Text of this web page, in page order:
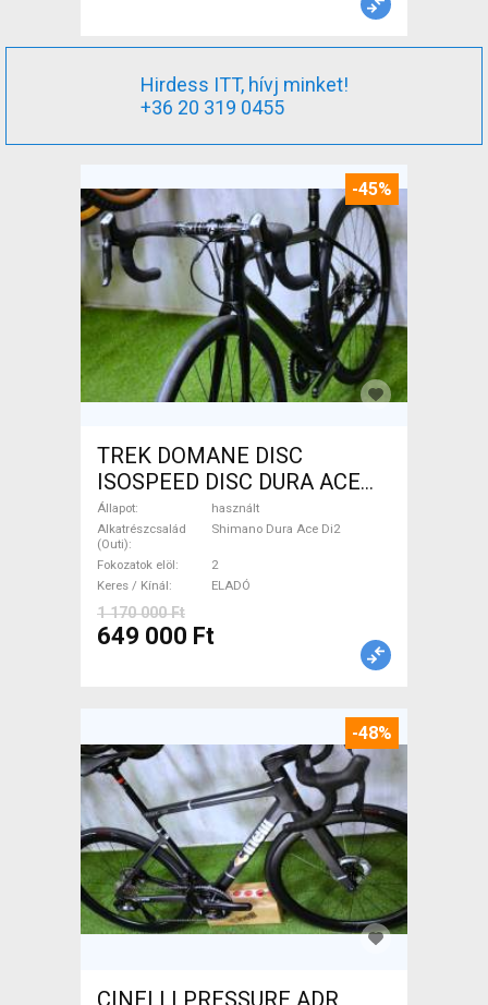
Hirdess ITT, hívj minket!
+36 20 319 0455
-45%
TREK DOMANE DISC
ISOSPEED DISC DURA ACE
Di2 2x11 52/53 Országúti
Shimano Dura Ace Di2
tárcsafék használt ELADÓ
Állapot
használt
Alkatrészcsalád
(Outi)
Shimano Dura Ace Di2
Fokozatok elöl
2
Keres / Kínál
ELADÓ
1 170 000 Ft
649 000 Ft
-48%
CINELLI PRESSURE ADR